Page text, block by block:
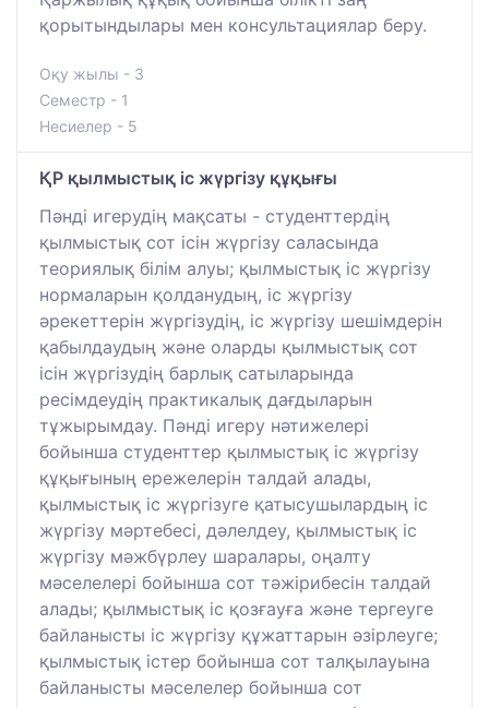
қорытындылары мен консультациялар беру.
Оқу жылы - 3
Семестр - 1
Несиелер - 5
ҚР қылмыстық іс жүргізу құқығы
Пәнді игерудің мақсаты - студенттердің
қылмыстық сот ісін жүргізу саласында
теориялық білім алуы; қылмыстық іс жүргізу
нормаларын қолданудың, іс жүргізу
әрекеттерін жүргізудің, іс жүргізу шешімдерін
қабылдаудың және оларды қылмыстық сот
ісін жүргізудің барлық сатыларында
ресімдеудің практикалық дағдыларын
тұжырымдау. Пәнді игеру нәтижелері
бойынша студенттер қылмыстық іс жүргізу
құқығының ережелерін талдай алады,
қылмыстық іс жүргізуге қатысушылардың іс
жүргізу мәртебесі, дәлелдеу, қылмыстық іс
жүргізу мәжбүрлеу шаралары, оңалту
мәселелері бойынша сот тәжірибесін талдай
алады; қылмыстық іс қозғауға және тергеуге
байланысты іс жүргізу құжаттарын әзірлеуге;
қылмыстық істер бойынша сот талқылауына
байланысты мәселелер бойынша сот